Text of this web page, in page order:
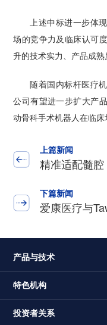
上述中标进一步体
场的竞争力及临床认可
升的技术实力、产品成熟
随着国内标杆医疗
公司有望进一步扩大产
动骨科手术机器人在临床
上篇新闻
精准适配髓
下篇新闻
爱康医疗与
产品与技术
特色机构
投资者关系